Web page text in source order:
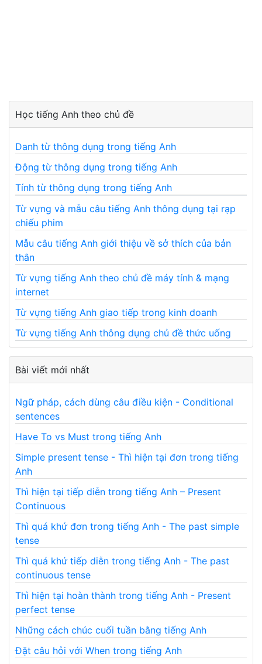
Học tiếng Anh theo chủ đề
Danh từ thông dụng trong tiếng Anh
Động từ thông dụng trong tiếng Anh
Tính từ thông dụng trong tiếng Anh
Từ vựng và mẫu câu tiếng Anh thông dụng tại rạp
chiếu phim
Mẫu câu tiếng Anh giới thiệu về sở thích của bản
thân
Từ vựng tiếng Anh theo chủ đề máy tính & mạng
internet
Từ vựng tiếng Anh giao tiếp trong kinh doanh
Từ vựng tiếng Anh thông dụng chủ đề thức uống
Bài viết mới nhất
Ngữ pháp, cách dùng câu điều kiện - Conditional
sentences
Have To vs Must trong tiếng Anh
Simple present tense - Thì hiện tại đơn trong tiếng
Anh
Thì hiện tại tiếp diễn trong tiếng Anh – Present
Continuous
Thì quá khứ đơn trong tiếng Anh - The past simple
tense
Thì quá khứ tiếp diễn trong tiếng Anh - The past
continuous tense
Thì hiện tại hoàn thành trong tiếng Anh - Present
perfect tense
Những cách chúc cuối tuần bằng tiếng Anh
Đặt câu hỏi với When trong tiếng Anh